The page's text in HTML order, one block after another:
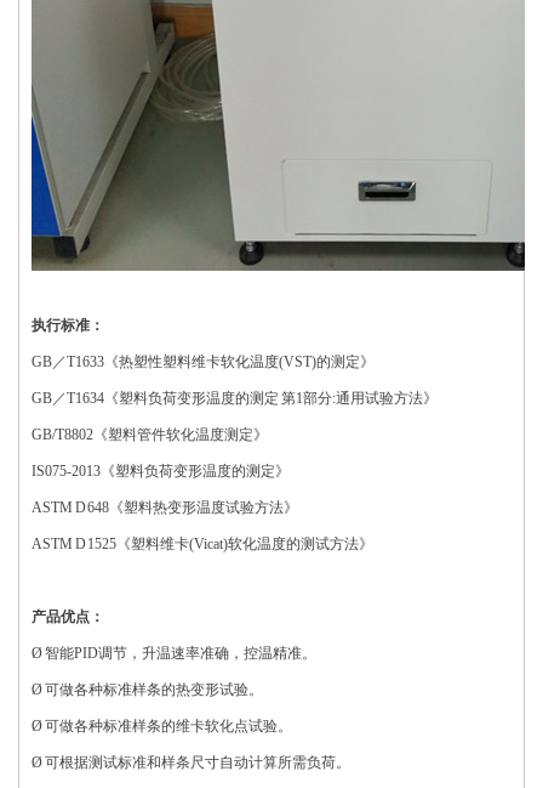
执行标准：
GB／T1633《热塑性塑料维卡软化温度(VST)的测定》
GB／T1634《塑料负荷变形温度的测定 第1部分:通用试验方法》
GB/T8802《塑料管件软化温度测定》
IS075-2013《塑料负荷变形温度的测定》
ASTM D 648《塑料热变形温度试验方法》
ASTM D 1525《塑料维卡(Vicat)软化温度的测试方法》
产品优点：
Ø 智能PID调节，升温速率准确，控温精准。
Ø 可做各种标准样条的热变形试验。
Ø 可做各种标准样条的维卡软化点试验。
Ø 可根据测试标准和样条尺寸自动计算所需负荷。